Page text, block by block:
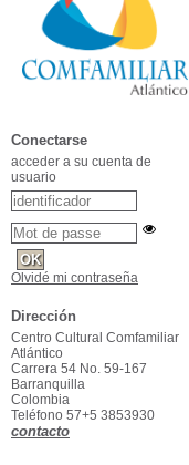
Conectarse
acceder a su cuenta de
usuario
Olvidé mi contraseña
Dirección
Centro Cultural Comfamiliar
Atlántico
Carrera 54 No. 59-167
Barranquilla
Colombia
Teléfono 57+5 3853930
contacto